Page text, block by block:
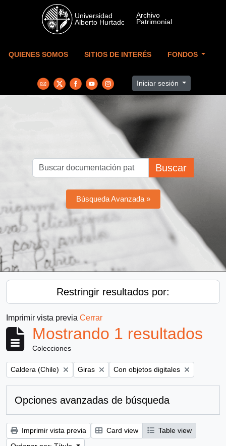
Skip to main content
QUIENES SOMOS SITIOS DE INTERÉS FONDOS
Iniciar sesión
Buscar
Búsqueda Avanzada »
Restringir resultados por:
Imprimir vista previa Cerrar
Mostrando 1 resultados
Colecciones
Remove filter:
Caldera (Chile) Remove filter:
Giras Remove filter:
Con objetos digitales
Opciones avanzadas de búsqueda
Imprimir vista previa Card view
Table view